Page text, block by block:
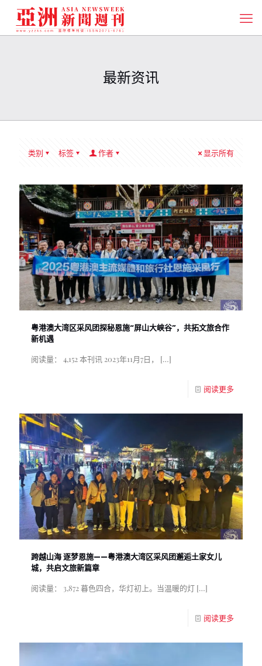
最新资讯
类别 标签 作者 显示所有
粤港澳大湾区采风团探秘恩施“屏山大峡谷”，共拓文旅合作
新机遇
阅读量： 4,152 本刊讯 2023年11月7日， […]
阅读更多
跨越山海 逐梦恩施——粤港澳大湾区采风团邂逅土家女儿
城，共启文旅新篇章
阅读量： 3,872 暮色四合，华灯初上。当温暖的灯 […]
阅读更多